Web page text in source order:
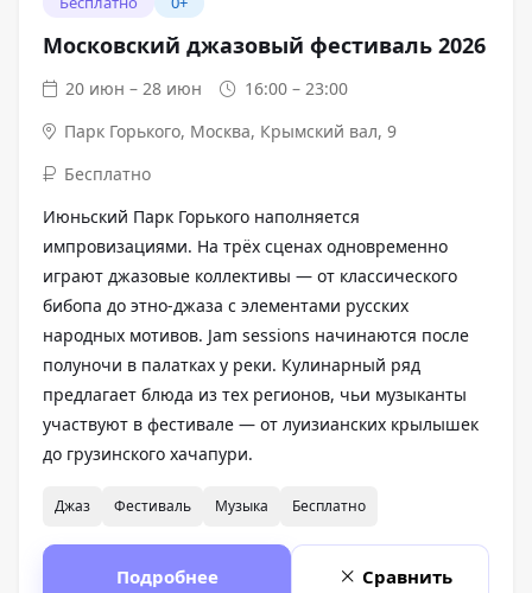
Московский джазовый фестиваль 2026
20 июн – 28 июн
16:00 – 23:00
Парк Горького, Москва, Крымский вал, 9
Бесплатно
Июньский Парк Горького наполняется
импровизациями. На трёх сценах одновременно
играют джазовые коллективы — от классического
бибопа до этно-джаза с элементами русских
народных мотивов. Jam sessions начинаются после
полуночи в палатках у реки. Кулинарный ряд
предлагает блюда из тех регионов, чьи музыканты
участвуют в фестивале — от луизианских крылышек
до грузинского хачапури.
Джаз Фестиваль Музыка Бесплатно
Подробнее Сравнить